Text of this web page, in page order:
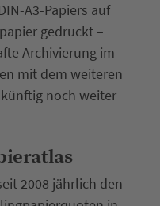
A3-Papiers auf
gedruckt –
Archivierung im
mit dem weiteren
noch weiter
2008 jährlich den